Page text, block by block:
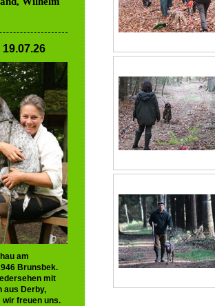
am
Brunsbek.
mit
aus Derby,
wir freuen uns.